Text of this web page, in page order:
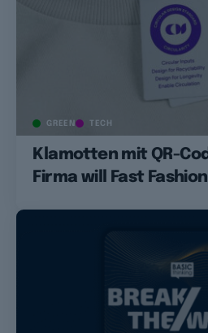
GREEN TECH
Klamotten mit QR-
Firma will Fast